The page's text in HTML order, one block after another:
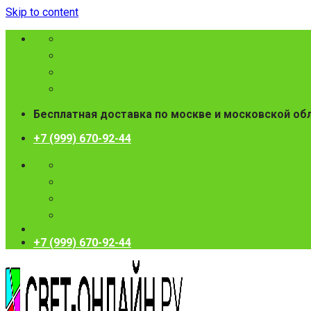
Skip to content
Бесплатная доставка по москве и московской
+7 (999) 670-92-44
+7 (999) 670-92-44